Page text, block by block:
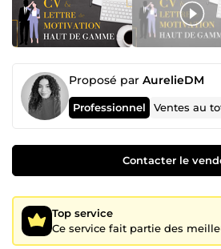
Proposé par AurelieDM
Professionnel Ventes au
Contacter le
Top service
Ce service fait partie des